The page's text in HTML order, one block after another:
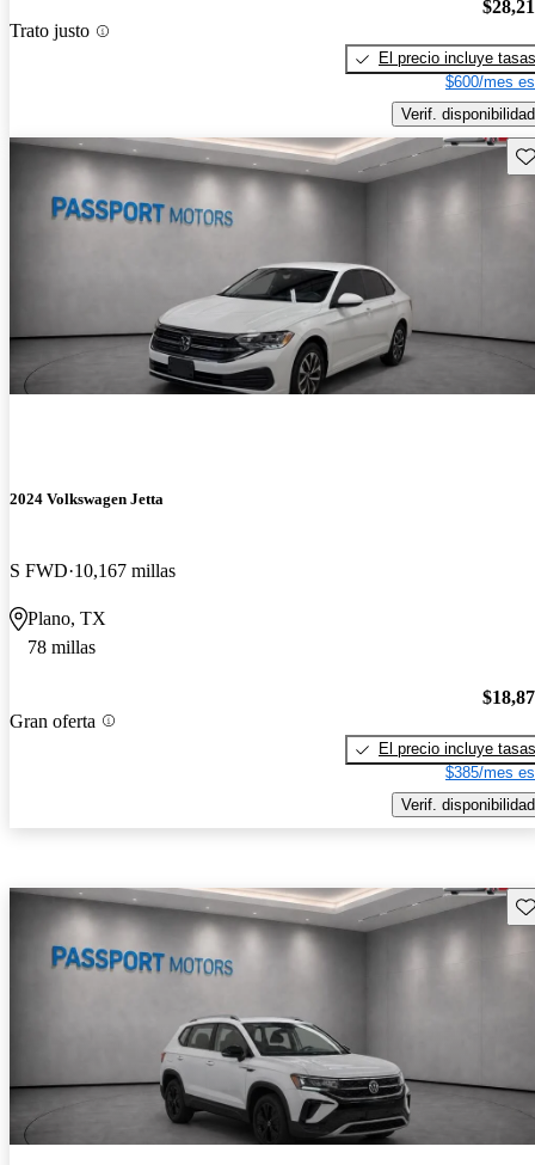
Trato justo
El precio incluye tasas
$600/mes
Verif. disponibilidad
2024 Volkswagen Jetta
S FWD 10,167 millas
Plano, TX
78 millas
Gran oferta
El precio incluye tasas
$385/mes
Verif. disponibilidad